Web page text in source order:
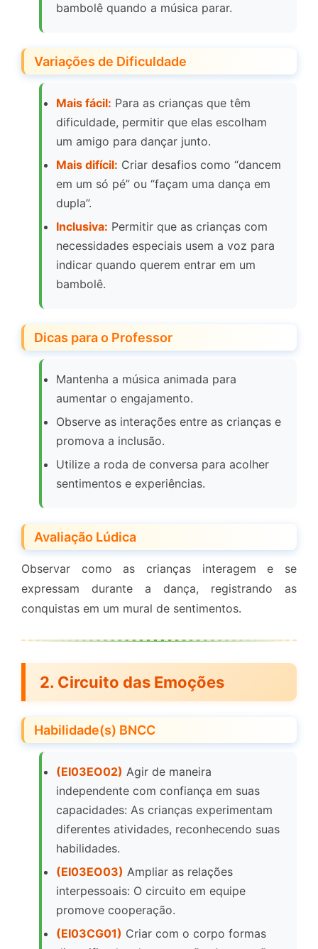
bambolê quando a música parar.
Variações de Dificuldade
Mais fácil: Para as crianças que têm
dificuldade, permitir que elas escolham
um amigo para dançar junto.
Mais difícil: Criar desafios como “dancem
em um só pé” ou “façam uma dança em
dupla”.
Inclusiva: Permitir que as crianças com
necessidades especiais usem a voz para
indicar quando querem entrar em um
bambolê.
Dicas para o Professor
Mantenha a música animada para
aumentar o engajamento.
Observe as interações entre as crianças e
promova a inclusão.
Utilize a roda de conversa para acolher
sentimentos e experiências.
Avaliação Lúdica
Observar como as crianças interagem e se
expressam durante a dança, registrando as
conquistas em um mural de sentimentos.
2. Circuito das Emoções
Habilidade(s) BNCC
(EI03EO02) Agir de maneira
independente com confiança em suas
capacidades: As crianças experimentam
diferentes atividades, reconhecendo suas
habilidades.
(EI03EO03) Ampliar as relações
interpessoais: O circuito em equipe
promove cooperação.
(EI03CG01) Criar com o corpo formas